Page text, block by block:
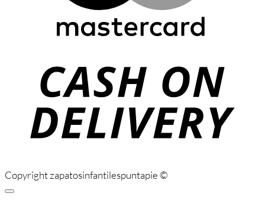
Copyright zapatosinfantilespuntapie ©